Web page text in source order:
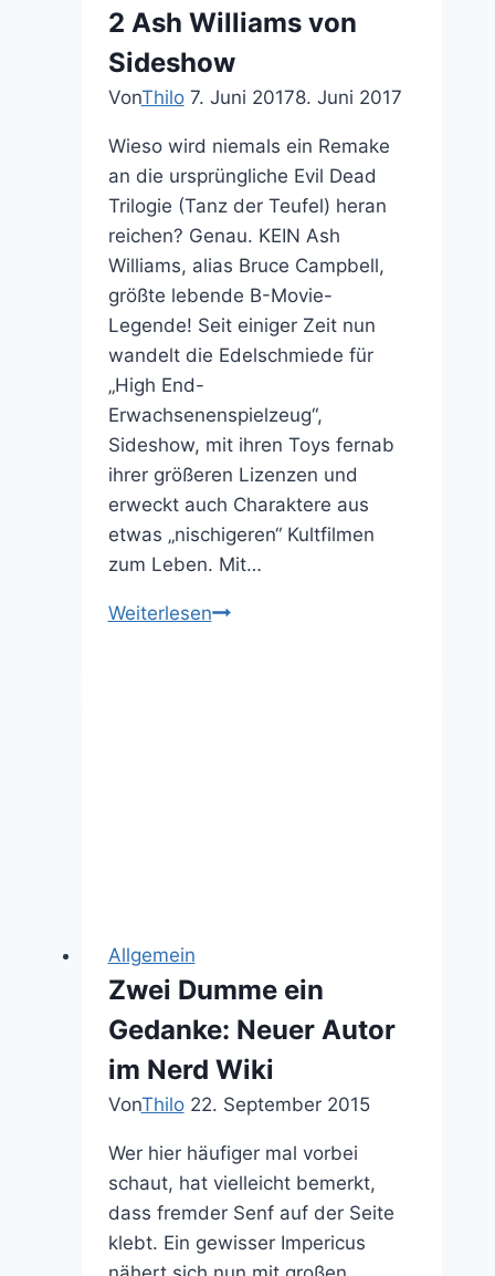
ist
2 Ash Williams von
Sideshow
VonThilo 7. Juni 20178. Juni 2017
Wieso wird niemals ein Remake
an die ursprüngliche Evil Dead
Trilogie (Tanz der Teufel) heran
reichen? Genau. KEIN Ash
Williams, alias Bruce Campbell,
größte lebende B-Movie-
Legende! Seit einiger Zeit nun
wandelt die Edelschmiede für
„High End-
Erwachsenenspielzeug“,
Sideshow, mit ihren Toys fernab
ihrer größeren Lizenzen und
erweckt auch Charaktere aus
etwas „nischigeren“ Kultfilmen
zum Leben. Mit…
WeiterlesenFür
Allgemein
Zwei Dumme ein
Gedanke: Neuer Autor
im Nerd Wiki
VonThilo 22. September 2015
Wer hier häufiger mal vorbei
schaut, hat vielleicht bemerkt,
dass fremder Senf auf der Seite
klebt. Ein gewisser Impericus